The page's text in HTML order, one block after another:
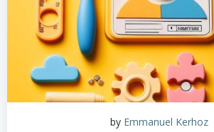
by Emmanuel Kerhoz